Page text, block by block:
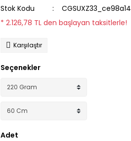
Stok Kodu
CGSUXZ33_ce98a14
* 2.126,78 TL den başlayan taksitlerle!
Karşılaştır
Seçenekler
Adet